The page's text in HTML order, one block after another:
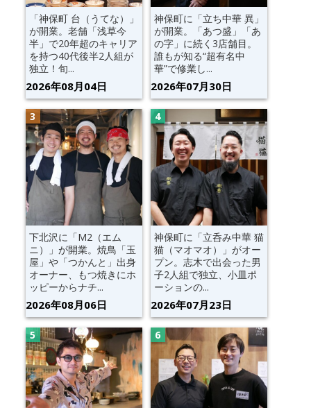
「神保町 台（うてな）」
が開業。老舗「浅草今
半」で20年超のキャリア
を持つ40代後半2人組が
独立！旬...
2026年08月04日
神保町に「立ち中華 異」
が開業。「あつ盛」「あ
の字」に続く3店舗目。
誰もが知る“超有名中
華”で修業し...
2026年07月30日
下北沢に「M2（エム
ニ）」が開業。焼鳥「玉
屋」や「つかんと」出身
オーナー、もつ焼きにホ
ッピーからナチ...
2026年08月06日
神保町に「立呑み中華 猫
猫（マオマオ）」がオー
プン。志木で出会った男
子2人組で独立、小皿ポ
ーションの...
2026年07月23日